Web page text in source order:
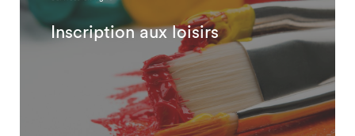
Inscription aux loisirs